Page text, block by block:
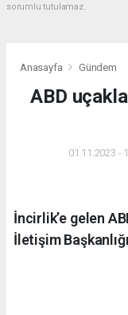
sorumlu tutulamaz.
Anasayfa Gündem
ABD
01.11.2023 -
İncirlik’e gelen
İletişim